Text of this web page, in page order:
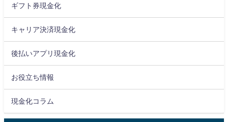
ギフト券現金化
キャリア決済現金化
後払いアプリ現金化
お役立ち情報
現金化コラム